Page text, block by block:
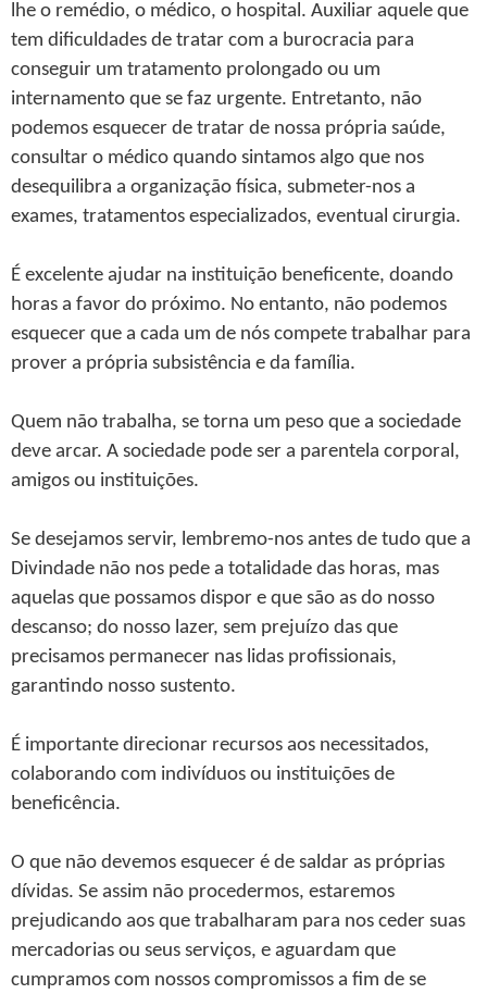
lhe o remédio, o médico, o hospital. Auxiliar aquele que
tem dificuldades de tratar com a burocracia para
conseguir um tratamento prolongado ou um
internamento que se faz urgente. Entretanto, não
podemos esquecer de tratar de nossa própria saúde,
consultar o médico quando sintamos algo que nos
desequilibra a organização física, submeter-nos a
exames, tratamentos especializados, eventual cirurgia.
É excelente ajudar na instituição beneficente, doando
horas a favor do próximo. No entanto, não podemos
esquecer que a cada um de nós compete trabalhar para
prover a própria subsistência e da família.
Quem não trabalha, se torna um peso que a sociedade
deve arcar. A sociedade pode ser a parentela corporal,
amigos ou instituições.
Se desejamos servir, lembremo-nos antes de tudo que a
Divindade não nos pede a totalidade das horas, mas
aquelas que possamos dispor e que são as do nosso
descanso; do nosso lazer, sem prejuízo das que
precisamos permanecer nas lidas profissionais,
garantindo nosso sustento.
É importante direcionar recursos aos necessitados,
colaborando com indivíduos ou instituições de
beneficência.
O que não devemos esquecer é de saldar as próprias
dívidas. Se assim não procedermos, estaremos
prejudicando aos que trabalharam para nos ceder suas
mercadorias ou seus serviços, e aguardam que
cumpramos com nossos compromissos a fim de se